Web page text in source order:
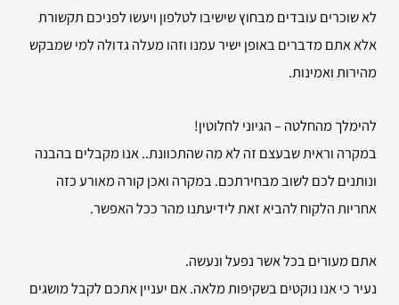
לא שוכרים עובדים מבחוץ שישיבו לטלפון ויעשו לפניכם תקשורת
אלא אתם מדברים באופן ישיר עמנו וזהו מעלה גדולה למי שמבקש
מהירות ואמינות.
להימלך מהחלטה – הגיוני לחלוטין!
במקרה וראית שבעצם זה לא מה שהתכוונת.. אנו מקבלים בהבנה
ונותנים לכם לשוב מבחירתכם. במקרה ואכן קורה מאורע כזה
אחריות הלקוח להביא זאת לידיעתנו מהר ככל האפשר.
אתם מעורים בכל אשר נפעל ונעשה.
נעיר כי אנו נוקטים בשקיפות מלאה. אם יעניין אתכם לקבל מושגים